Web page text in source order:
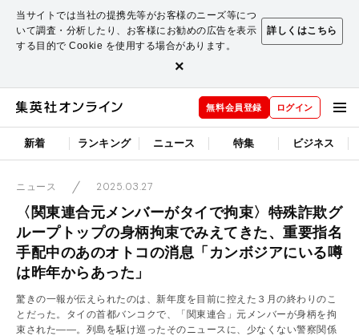
当サイトでは当社の提携先等がお客様のニーズ等につ
いて調査・分析したり、お客様にお勧めの広告を表示
する目的で Cookie を使用する場合があります。
詳しくはこちら
×
無料会員登録 ログイン
新着 ランキング ニュース 特集 ビジネス
ニュース 2025.03.27
〈関東連合元メンバーがタイで拘束〉特殊詐欺グ
ループトップの身柄拘束でみえてきた、重要指名
手配中のあのオトコの消息「カンボジアにいる噂
は昨年からあった」
驚きの一報が伝えられたのは、新年度を目前に控えた３月の終わりのこ
とだった。タイの首都バンコクで、「関東連合」元メンバーが身柄を拘
束された――。列島を駆け巡ったそのニュースに、少なくない警察関係